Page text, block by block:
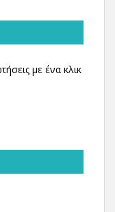
με ένα κλικ